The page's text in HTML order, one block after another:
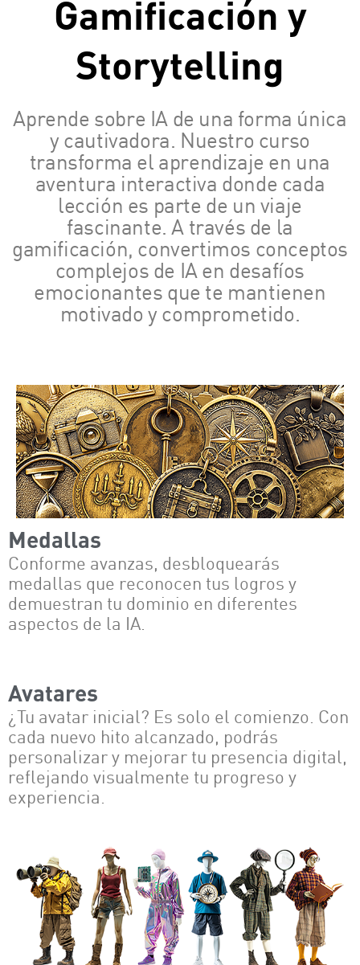
Gamificación y
Storytelling
Aprende sobre IA de una forma única
y cautivadora. Nuestro curso
transforma el aprendizaje en una
aventura interactiva donde cada
lección es parte de un viaje
fascinante. A través de la
gamificación, convertimos conceptos
complejos de IA en desafíos
emocionantes que te mantienen
motivado y comprometido.
Medallas
Conforme avanzas, desbloquearás
medallas que reconocen tus logros y
demuestran tu dominio en diferentes
aspectos de la IA.
Avatares
¿Tu avatar inicial? Es solo el comienzo. Con
cada nuevo hito alcanzado, podrás
personalizar y mejorar tu presencia digital,
reflejando visualmente tu progreso y
experiencia.